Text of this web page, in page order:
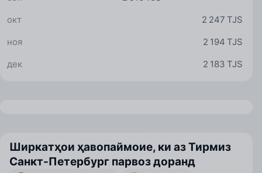
2 247 TJS
окт
2 194 TJS
ноя
2 183 TJS
дек
Ширкатҳои ҳавопаймоие, ки аз Тирмиз
Санкт-Петербург парвоз доранд